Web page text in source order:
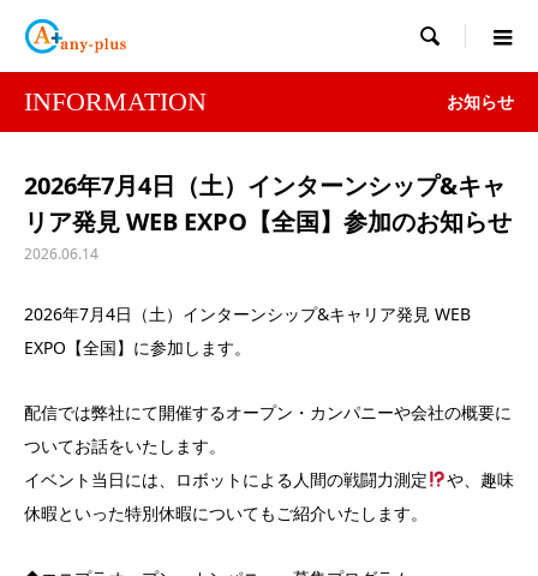

INFORMATION お知らせ
2026年7月4日（土）インターンシップ&キャ
リア発見 WEB EXPO【全国】参加のお知らせ
2026.06.14
2026年7月4日（土）インターンシップ&キャリア発見 WEB
EXPO【全国】に参加します。
配信では弊社にて開催するオープン・カンパニーや会社の概要に
ついてお話をいたします。
イベント当日には、ロボットによる人間の戦闘力測定
や、趣味
休暇といった特別休暇についてもご紹介いたします。